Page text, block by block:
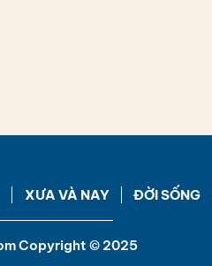
XƯA VÀ NAY ĐỜI SỐNG
Copyright © 2025